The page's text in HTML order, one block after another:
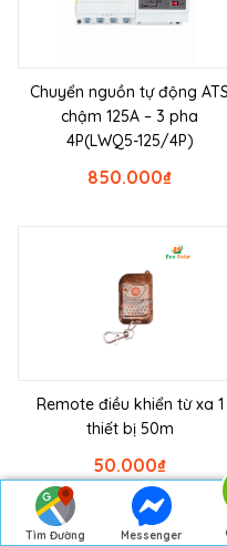
Tìm Đường
Messenger
Chuyển nguồn tự động
chậm 125A – 3 pha
4P(LWQ5-125/4P)
₫
850.000
Remote điều khiển từ xa 1
thiết bị 50m
₫
50.000